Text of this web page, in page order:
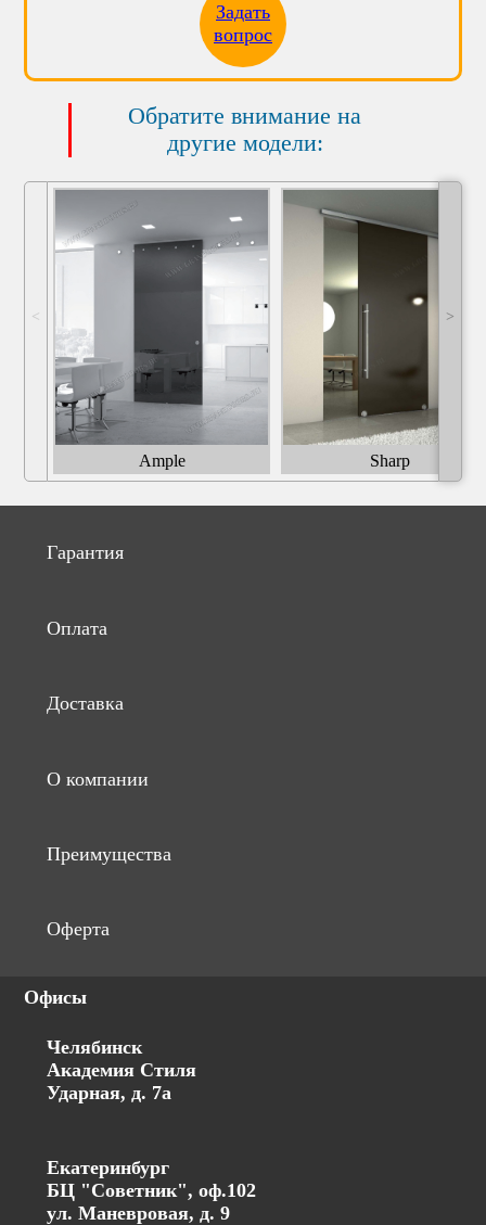
Задать
вопрос
Обратите внимание на
другие модели:
˂
Ample Sharp
˃
Гарантия
Оплата
Доставка
О компании
Преимущества
Оферта
Офисы
Челябинск
Академия Стиля
Ударная, д. 7а
Екатеринбург
БЦ "Советник", оф.102
ул. Маневровая, д. 9